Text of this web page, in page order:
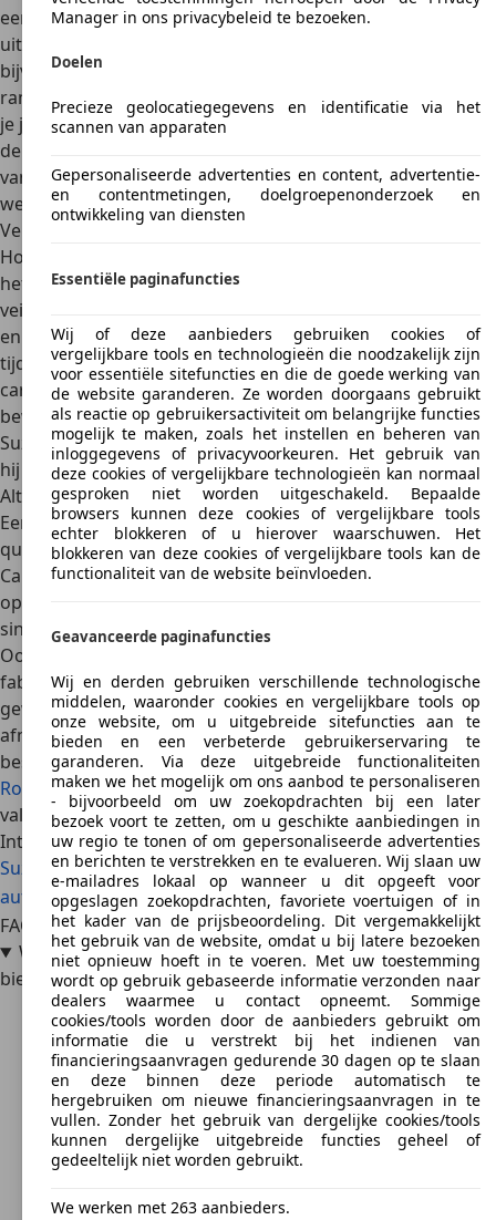
een interessant aanbod verwachten. Vooral de duurdere
uitvoeringen zijn
bijvoorbeeld een praktische airconditioning of elektrische
ramen. Zodra je in het interieur heeft plaatsgenomen, kun
je je bovendien verheugen op veel rijplezier met de wind in
de haren. Zowel de materialen als de afwerkingskwaliteit
van de afzonderlijke elementen laten vrijwel niets te
wensen over.
Veiligheid
Hoewel de Suzuki Cappuccino een ouder model is, maakt
het voertuig nog steeds indruk met de
veiligheidsvoorzieningen
en de geventileerde schijfremmen optimale controle
tijdens het rijden. Een bestuurdersairbag en een stevige
carrosserie met versterkingen op de juiste plaatsen
bewijzen hun waarde bij een ongeval. Bovendien ligt de
Suzuki Cappuccino zeer zacht en stabiel op de weg, zodat
hij ook voor beginners een goede keuze is.
Alternatieven
Een andere compacte Suzuki is deAlto : Dit model komt
qua vermogen en topsnelheid overeen met de Suzuki
Cappuccino. De Japanse Kei car is sinds 1981 verkrijgbaar
op de Europese markt, en de vijfde generatie van de Alto is
sinds 2008 te koop.
Ook de
fabrikant. Dit model onderscheidt zich ook met een laag
gewicht en een grote wendbaarheid. Door de geringe
afmetingen is ook hier echter weinig bagageruimte
beschikbaar. Als je een roadster wilt, biedt deSmart
Roadstereen mooi alternatief: Deze levert tot 100 pk en
valt op door zijn lage brandstofverbruik.
Interesse in een Suzuki Cappuccino
Suzuki Cappuccino occasionsSuzuki Cappuccino nieuwe
auto'sSuzuki Cappuccino dealeraanbiedingen
FAQ
Welke voorzieningen heeft de Suzuki Cappuccino te
bieden?
Manager in ons privacybeleid te bezoeken.
Doelen
Precieze geolocatiegegevens en identificatie via het
scannen van apparaten
Gepersonaliseerde advertenties en content, advertentie-
en contentmetingen, doelgroepenonderzoek en
ontwikkeling van diensten
Essentiële paginafuncties
Wij of deze aanbieders gebruiken cookies of
vergelijkbare tools en technologieën die noodzakelijk zijn
voor essentiële sitefuncties en die de goede werking van
de website garanderen. Ze worden doorgaans gebruikt
als reactie op gebruikersactiviteit om belangrijke functies
mogelijk te maken, zoals het instellen en beheren van
inloggegevens of privacyvoorkeuren. Het gebruik van
deze cookies of vergelijkbare technologieën kan normaal
gesproken niet worden uitgeschakeld. Bepaalde
browsers kunnen deze cookies of vergelijkbare tools
echter blokkeren of u hierover waarschuwen. Het
blokkeren van deze cookies of vergelijkbare tools kan de
functionaliteit van de website beïnvloeden.
Geavanceerde paginafuncties
Wij en derden gebruiken verschillende technologische
middelen, waaronder cookies en vergelijkbare tools op
onze website, om u uitgebreide sitefuncties aan te
bieden en een verbeterde gebruikerservaring te
garanderen. Via deze uitgebreide functionaliteiten
maken we het mogelijk om ons aanbod te personaliseren
- bijvoorbeeld om uw zoekopdrachten bij een later
bezoek voort te zetten, om u geschikte aanbiedingen in
uw regio te tonen of om gepersonaliseerde advertenties
en berichten te verstrekken en te evalueren. Wij slaan uw
e-mailadres lokaal op wanneer u dit opgeeft voor
opgeslagen zoekopdrachten, favoriete voertuigen of in
het kader van de prijsbeoordeling. Dit vergemakkelijkt
het gebruik van de website, omdat u bij latere bezoeken
niet opnieuw hoeft in te voeren. Met uw toestemming
wordt op gebruik gebaseerde informatie verzonden naar
dealers waarmee u contact opneemt. Sommige
cookies/tools worden door de aanbieders gebruikt om
informatie die u verstrekt bij het indienen van
financieringsaanvragen gedurende 30 dagen op te slaan
en deze binnen deze periode automatisch te
hergebruiken om nieuwe financieringsaanvragen in te
vullen. Zonder het gebruik van dergelijke cookies/tools
kunnen dergelijke uitgebreide functies geheel of
gedeeltelijk niet worden gebruikt.
We werken met 263 aanbieders.